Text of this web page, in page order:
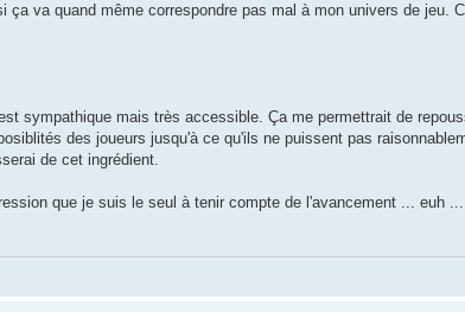
ça va quand même correspondre pas mal à mon univers de jeu.
sympathique mais très accessible. Ça me permettrait de
des joueurs jusqu'à ce qu'ils ne puissent pas
de cet ingrédient.
que je suis le seul à tenir compte de l'avancement ... euh